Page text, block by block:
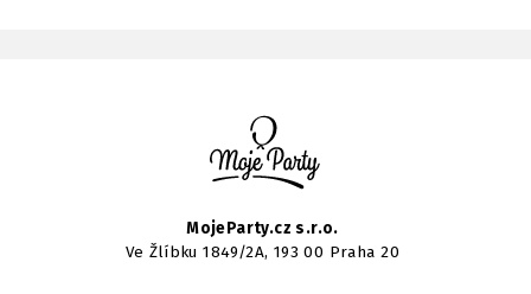
MojeParty.cz s.r.o.
Ve Žlíbku 1849/2A, 193 00 Praha 20